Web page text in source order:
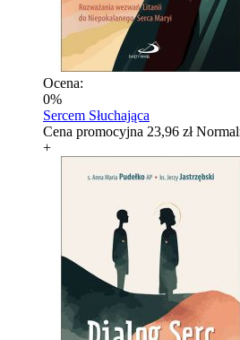
Ocena:
0%
Sercem Słuchająca
Cena promocyjna 23,96 zł
+